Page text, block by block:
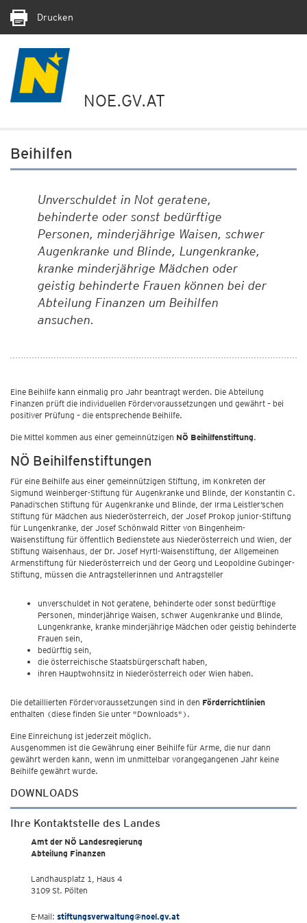
Drucken
NOE.GV.AT
Beihilfen
Unverschuldet in Not geratene,
behinderte oder sonst bedürftige
Personen, minderjährige Waisen, schwer
Augenkranke und Blinde, Lungenkranke,
kranke minderjährige Mädchen oder
geistig behinderte Frauen können bei der
Abteilung Finanzen um Beihilfen
ansuchen.
Eine Beihilfe kann einmalig pro Jahr beantragt werden. Die Abteilung
Finanzen prüft die individuellen Fördervoraussetzungen und gewährt – bei
positiver Prüfung – die entsprechende Beihilfe.
Die Mittel kommen aus einer gemeinnützigen NÖ Beihilfenstiftung.
NÖ Beihilfenstiftungen
Für eine Beihilfe aus einer gemeinnützigen Stiftung, im Konkreten der
Sigmund Weinberger-Stiftung für Augenkranke und Blinde, der Konstantin C.
Panadi’schen Stiftung für Augenkranke und Blinde, der Irma Leistler’schen
Stiftung für Mädchen aus Niederösterreich, der Josef Prokop junior-Stiftung
für Lungenkranke, der Josef Schönwald Ritter von Bingenheim-
Waisenstiftung für öffentlich Bedienstete aus Niederösterreich und Wien, der
Stiftung Waisenhaus, der Dr. Josef Hyrtl-Waisenstiftung, der Allgemeinen
Armenstiftung für Niederösterreich und der Georg und Leopoldine Gubinger-
Stiftung, müssen die Antragstellerinnen und Antragsteller
unverschuldet in Not geratene, behinderte oder sonst bedürftige
Personen, minderjährige Waisen, schwer Augenkranke und Blinde,
Lungenkranke, kranke minderjährige Mädchen oder geistig behinderte
Frauen sein,
bedürftig sein,
die österreichische Staatsbürgerschaft haben,
ihren Hauptwohnsitz in Niederösterreich oder Wien haben.
Die detaillierten Fördervoraussetzungen sind in den Förderrichtlinien
enthalten (diese finden Sie unter "Downloads").
Eine Einreichung ist jederzeit möglich.
Ausgenommen ist die Gewährung einer Beihilfe für Arme, die nur dann
gewährt werden kann, wenn im unmittelbar vorangegangenen Jahr keine
Beihilfe gewährt wurde.
DOWNLOADS
Ihre Kontaktstelle des Landes
Amt der NÖ Landesregierung
Abteilung Finanzen
Landhausplatz 1, Haus 4
3109 St. Pölten
E-Mail: stiftungsverwaltung@noel.gv.at